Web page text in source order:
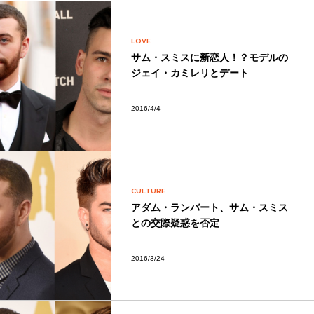
LOVE
サム・スミスに新恋人！？モデルの
ジェイ・カミレリとデート
2016/4/4
CULTURE
アダム・ランバート、サム・スミス
との交際疑惑を否定
2016/3/24